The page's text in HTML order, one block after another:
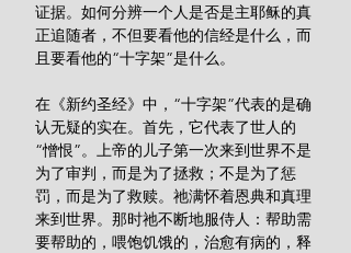
证据。如何分辨一个人是否是主耶稣的真
正追随者，不但要看他的信经是什么，而
且要看他的“十字架”是什么。
在《新约圣经》中，“十字架”代表的是确
认无疑的实在。首先，它代表了世人的
“憎恨”。上帝的儿子第一次来到世界不是
为了审判，而是为了拯救；不是为了惩
罚，而是为了救赎。祂满怀着恩典和真理
来到世界。那时祂不断地服侍人：帮助需
要帮助的，喂饱饥饿的，治愈有病的，释